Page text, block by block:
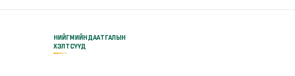
НИЙГМИЙН ДААТГАЛЫН
ХЭЛТСҮҮД